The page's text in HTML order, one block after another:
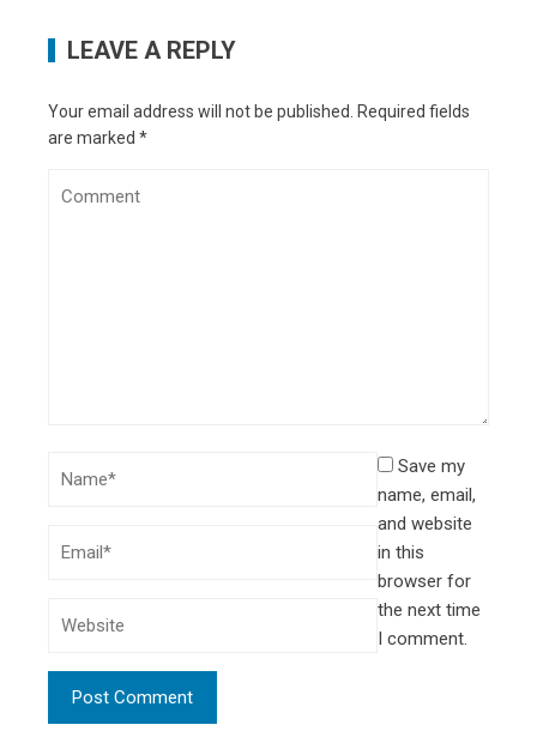
LEAVE A REPLY
Your email address will not be published.
Required fields
are marked *
Save my
name, email,
and website
in this
browser for
the next time
I comment.